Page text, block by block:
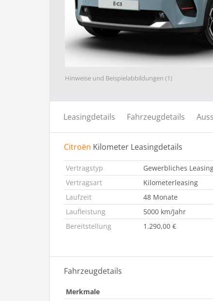
Hinweise und Beispielabbildungen (1)
Leasingdetails Fahrzeugdetails
Citroën Kilometer Leasingdetails
Vertragstyp
Gewerbliches
Vertragsart
Kilometerleasing
Laufzeit
48 Monate
Laufleistung
5000 km/Jahr
Bereitstellung
1.290,00 €
Fahrzeugdetails
Merkmale